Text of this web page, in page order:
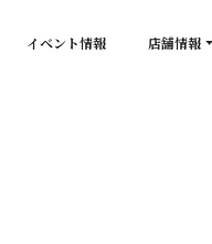
イベント情報 店舗情報